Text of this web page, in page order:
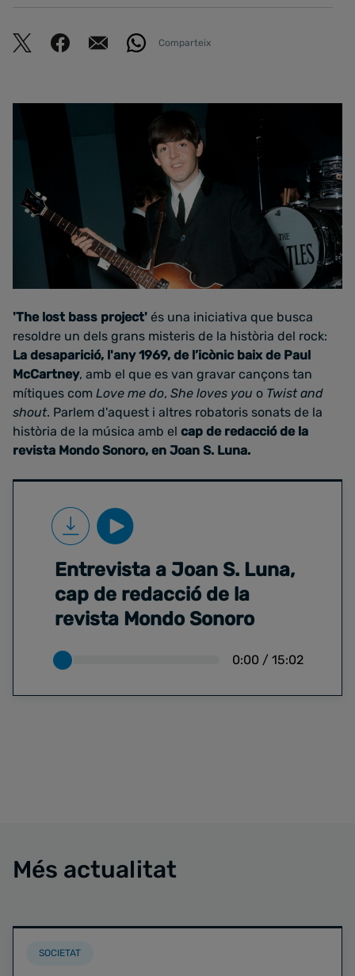
Comparteix
'The lost bass project' és una iniciativa que busca
resoldre un dels grans misteris de la història del rock:
La desaparició, l'any 1969, de l’icònic baix de Paul
McCartney, amb el que es van gravar cançons tan
mítiques com Love me do, She loves you o Twist and
shout. Parlem d'aquest i altres robatoris sonats de la
història de la música amb el cap de redacció de la
revista Mondo Sonoro, en Joan S. Luna.
Entrevista a Joan S. Luna,
cap de redacció de la
revista Mondo Sonoro
0:00 / 15:02
Més actualitat
SOCIETAT